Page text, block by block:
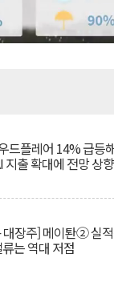
드플레어 14% 급등
지출 확대에 전망 상향
대장주] 메이퇀② 실
는 역대 저점